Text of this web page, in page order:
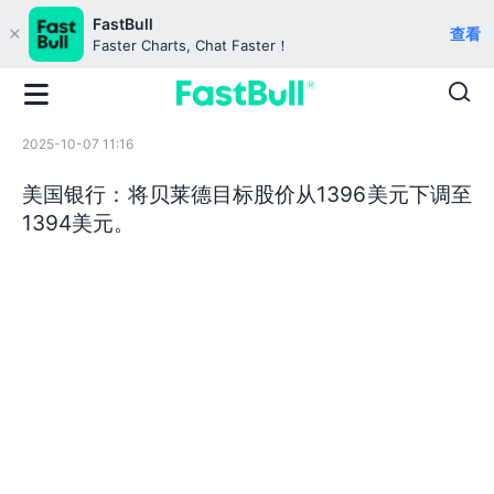
FastBull
Faster Charts, Chat Faster！
查看
2025-10-07 11:16
美国银行：将贝莱德目标股价从1396美元下调至
1394美元。